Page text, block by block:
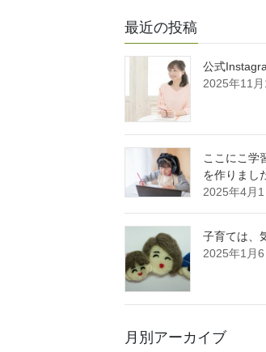
最近の投稿
公式
2025年11月
ここにこ学
を作りまし
2025年4月1
子育ては、
2025年1月6
月別アーカイブ